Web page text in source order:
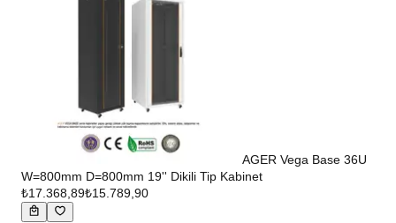
AGER Vega Base 36U
W=800mm D=800mm 19'' Dikili Tip Kabinet
₺17.368,89₺15.789,90